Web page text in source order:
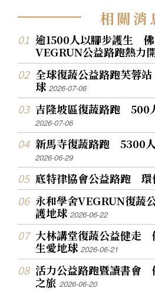
相關消
逾1500人以腳步護生
VEGRUN公益路跑熱力
全球復蔬公益路跑芙蓉
球2026-07-06
吉隆坡區復蔬路跑 500
2026-07-06
新馬寺復蔬路跑 5300人
2026-06-29
底特律協會公益路跑
永和學舍VEGRUN復蔬
護地球2026-06-22
大林講堂復蔬公益健走
生愛地球2026-06-21
活力公益路跑暨讀書會
之旅2026-06-20